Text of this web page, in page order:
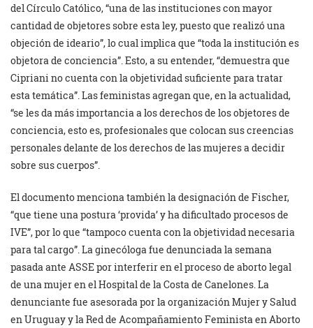
del Círculo Católico, “una de las instituciones con mayor
cantidad de objetores sobre esta ley, puesto que realizó una
objeción de ideario”, lo cual implica que “toda la institución es
objetora de conciencia”. Esto, a su entender, “demuestra que
Cipriani no cuenta con la objetividad suficiente para tratar
esta temática”. Las feministas agregan que, en la actualidad,
“se les da más importancia a los derechos de los objetores de
conciencia, esto es, profesionales que colocan sus creencias
personales delante de los derechos de las mujeres a decidir
sobre sus cuerpos”.
El documento menciona también la designación de Fischer,
“que tiene una postura ‘provida’ y ha dificultado procesos de
IVE”, por lo que “tampoco cuenta con la objetividad necesaria
para tal cargo”. La ginecóloga fue denunciada la semana
pasada ante ASSE por interferir en el proceso de aborto legal
de una mujer en el Hospital de la Costa de Canelones. La
denunciante fue asesorada por la organización Mujer y Salud
en Uruguay y la Red de Acompañamiento Feminista en Aborto